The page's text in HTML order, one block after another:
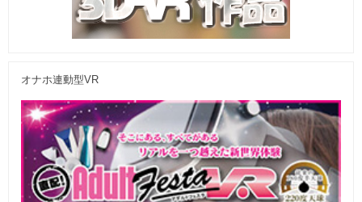
オナホ連動型VR